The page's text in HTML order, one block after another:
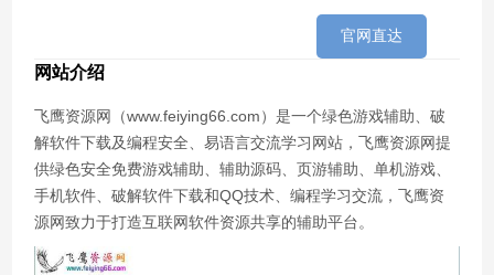
官网直达
网站介绍
飞鹰资源网（www.feiying66.com）是一个绿色游戏辅助、破
解软件下载及编程安全、易语言交流学习网站，飞鹰资源网提
供绿色安全免费游戏辅助、辅助源码、页游辅助、单机游戏、
手机软件、破解软件下载和QQ技术、编程学习交流，飞鹰资
源网致力于打造互联网软件资源共享的辅助平台。